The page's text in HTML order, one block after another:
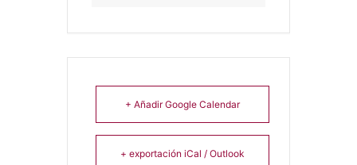
+ Añadir Google Calendar
+ exportación iCal / Outlook